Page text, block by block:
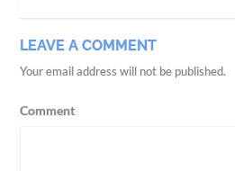
LEAVE A COMMENT
Your email address will not be published.
Comment